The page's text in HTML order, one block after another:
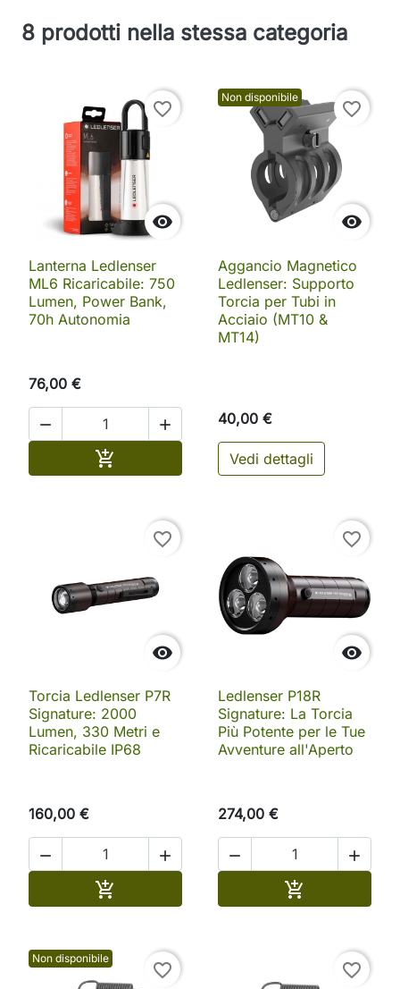
8 prodotti nella stessa categoria

favorite_border
Lanterna Ledlenser
ML6 Ricaricabile: 750
Lumen, Power Bank,
70h Autonomia
76,00 €
 
 Aggiungi al carrello
Non disponibile

favorite_border
Aggancio Magnetico
Ledlenser: Supporto
Torcia per Tubi in
Acciaio (MT10 &
MT14)
40,00 €
Vedi dettagli

favorite_border
Torcia Ledlenser P7R
Signature: 2000
Lumen, 330 Metri e
Ricaricabile IP68
160,00 €
 


favorite_border
Ledlenser P18R
Signature: La Torcia
Più Potente per le Tue
Avventure all'Aperto
274,00 €
 

Non disponibile
favorite_border favorite_border